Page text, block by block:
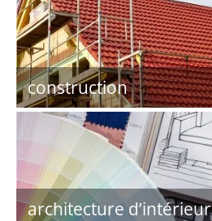
construction
architecture d’intérieur